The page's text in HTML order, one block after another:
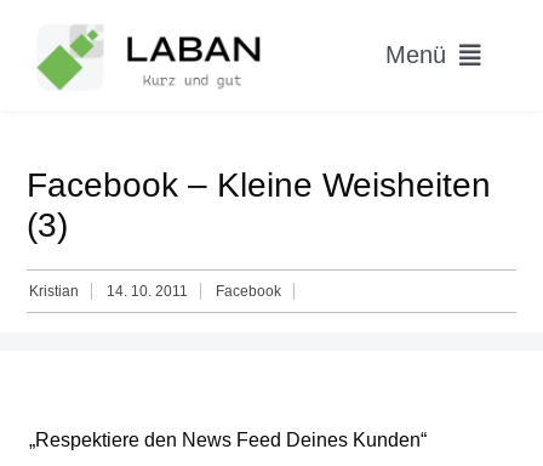
content
Menü
Worum geht’s?
Blog
Facebook – Kleine Weisheiten
(3)
Kristian 14. 10. 2011 Facebook
„Respektiere den News Feed Deines Kunden“